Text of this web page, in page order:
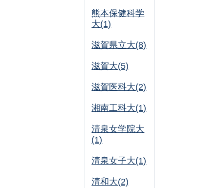
熊本保健科学
大(1)
滋賀県立大(8)
滋賀大(5)
滋賀医科大(2)
湘南工科大(1)
清泉女学院大
(1)
清泉女子大(1)
清和大(2)